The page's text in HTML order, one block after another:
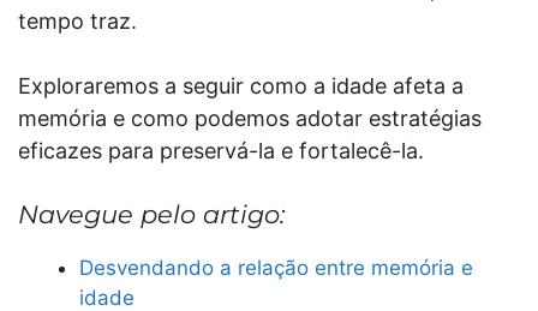
tempo traz.
Exploraremos a seguir como a idade afeta a
memória e como podemos adotar estratégias
eficazes para preservá-la e fortalecê-la.
Navegue pelo artigo:
Desvendando a relação entre memória e
idade